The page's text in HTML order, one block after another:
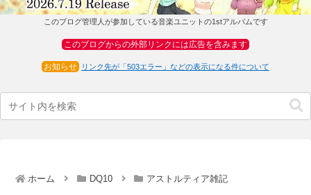
このブログ管理人が参加している音楽ユニットの1stアルバムです
このブログからの外部リンクには広告を含みます
お知らせ リンク先が「503エラー」などの表示になる件について
ホーム DQ10 アストルティア雑記